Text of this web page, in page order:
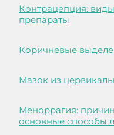
Контрацепция:
препараты
Коричневые
Мазок из
Меноррагия:
основные способы